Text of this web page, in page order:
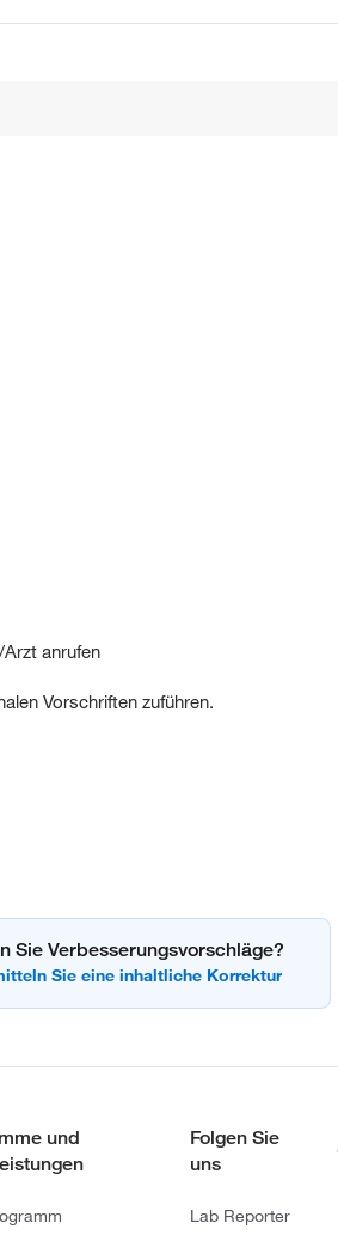
anrufen
Vorschriften zuführen.
Sie Verbesserungsvorschläge?
und
Folgen Sie
uns
Lab Reporter